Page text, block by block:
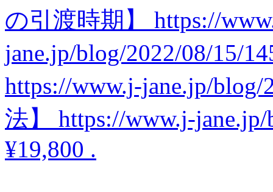
の引渡時期】 https://
jane.jp/blog/2022/08/15/
https://www.j-jane.jp/
法】 https://www.j-
¥19,800 .